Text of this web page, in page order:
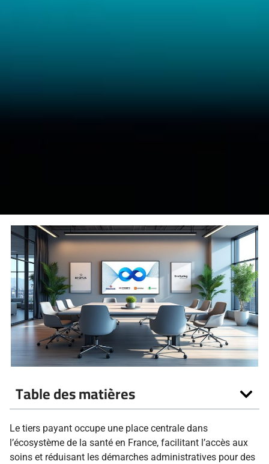
Table des matières
Le tiers payant occupe une place centrale dans
l’écosystème de la santé en France, facilitant l’accès aux
soins et réduisant les démarches administratives pour des